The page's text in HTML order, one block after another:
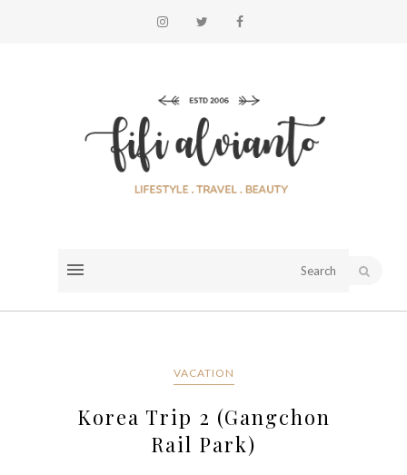
VACATION
Korea Trip 2 (Gangchon
Rail Park)